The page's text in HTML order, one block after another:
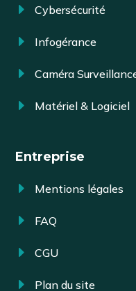
E Cybersécurité
E Infogérance
E Caméra
E Matériel & Logiciel
Entreprise
E Mentions légales
E FAQ
E CGU
E Plan du site